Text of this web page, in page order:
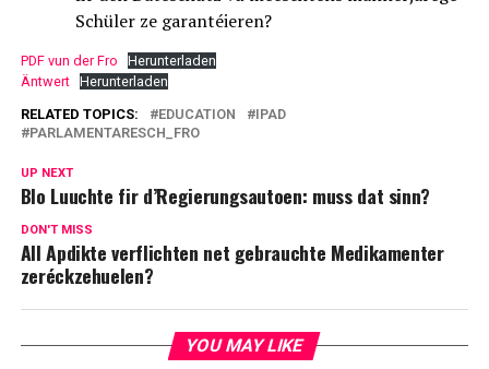
Schüler ze garantéieren?
PDF vun der Fro
Herunterladen
Äntwert
Herunterladen
RELATED TOPICS:
EDUCATION
IPAD
PARLAMENTARESCH_FRO
UP NEXT
Blo Luuchte fir d’Regierungsautoen: muss dat sinn?
DON'T MISS
All Apdikte verflichten net gebrauchte Medikamenter
zeréckzehuelen?
YOU MAY LIKE